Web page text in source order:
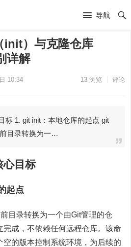
导航
init）与克隆仓库
详解
10:34 13浏览 评论
标 1. git init：本地仓库的起点 git
目录转换为一…
心目标
起点
目录转换为一个由Git管理的仓
完成，不依赖任何远程仓库。该命
的版本控制系统环境，为后续的